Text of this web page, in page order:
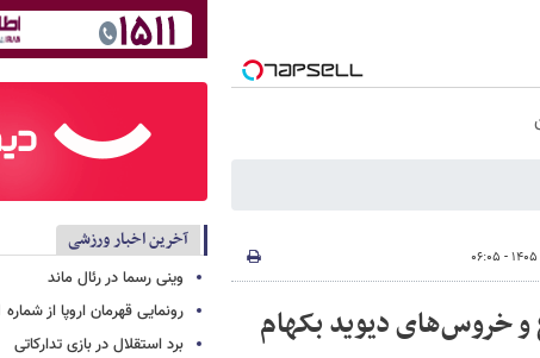
خروس‌های دیوید بکهام
آخرین اخبار ورزشی
وینی رسما در رئال ماند
رونمایی قهرمان اروپا از شماره 11 جدید
برد استقلال در بازی تدارکاتی